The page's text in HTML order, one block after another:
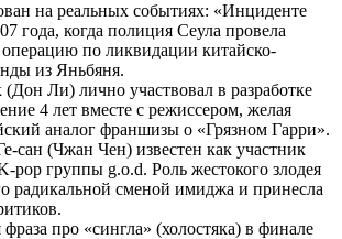
на реальных событиях: «Инциденте
года, когда полиция Сеула провела
по ликвидации китайско-
из Яньбяня.
Ли) лично участвовал в разработке
4 лет вместе с режиссером, желая
аналог франшизы о «Грязном Гарри».
сан (Чжан Чен) известен как участник
pop группы g.o.d. Роль жестокого злодея
радикальной сменой имиджа и принесла
про «сингла» (холостяка) в финале